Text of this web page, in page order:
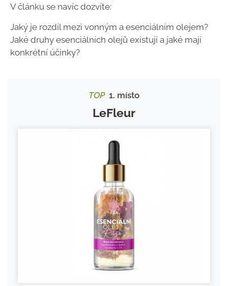
V článku se navíc dozvíte:
Jaký je rozdíl mezi vonným a esenciálním olejem?
Jaké druhy esenciálních olejů existují a jaké mají
konkrétní účinky?
TOP1. místo
LeFleur